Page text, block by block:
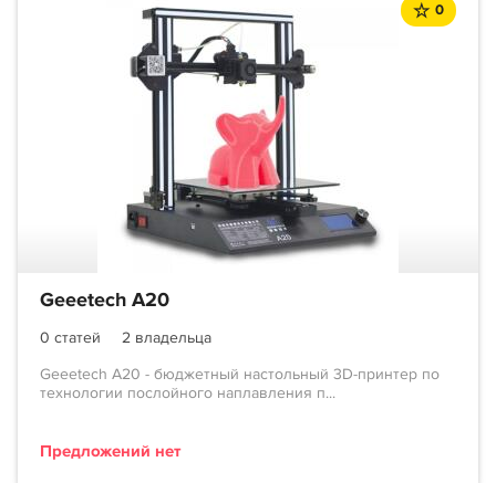
0
Geeetech A20
0 статей
2 владельца
Geeetech A20 - бюджетный настольный 3D-принтер по
технологии послойного наплавления п...
Предложений нет